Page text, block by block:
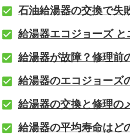
石油給湯器の交換で失
給湯器エコジョーズ
給湯器が故障？修理前
給湯器のエコジョーズ
給湯器の交換と修理の
給湯器の平均寿命はど